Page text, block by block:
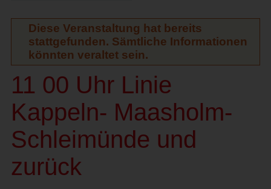
Diese Veranstaltung hat bereits
stattgefunden. Sämtliche Informationen
könnten veraltet sein.
11 00 Uhr Linie
Kappeln- Maasholm-
Schleimünde und
zurück